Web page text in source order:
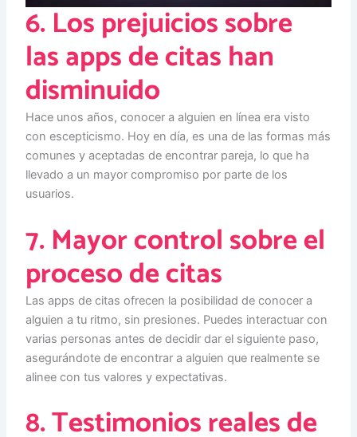
6. Los prejuicios sobre
las apps de citas han
disminuido
Hace unos años, conocer a alguien en línea era visto
con escepticismo. Hoy en día, es una de las formas más
comunes y aceptadas de encontrar pareja, lo que ha
llevado a un mayor compromiso por parte de los
usuarios.
7. Mayor control sobre el
proceso de citas
Las apps de citas ofrecen la posibilidad de conocer a
alguien a tu ritmo, sin presiones. Puedes interactuar con
varias personas antes de decidir dar el siguiente paso,
asegurándote de encontrar a alguien que realmente se
alinee con tus valores y expectativas.
8. Testimonios reales de